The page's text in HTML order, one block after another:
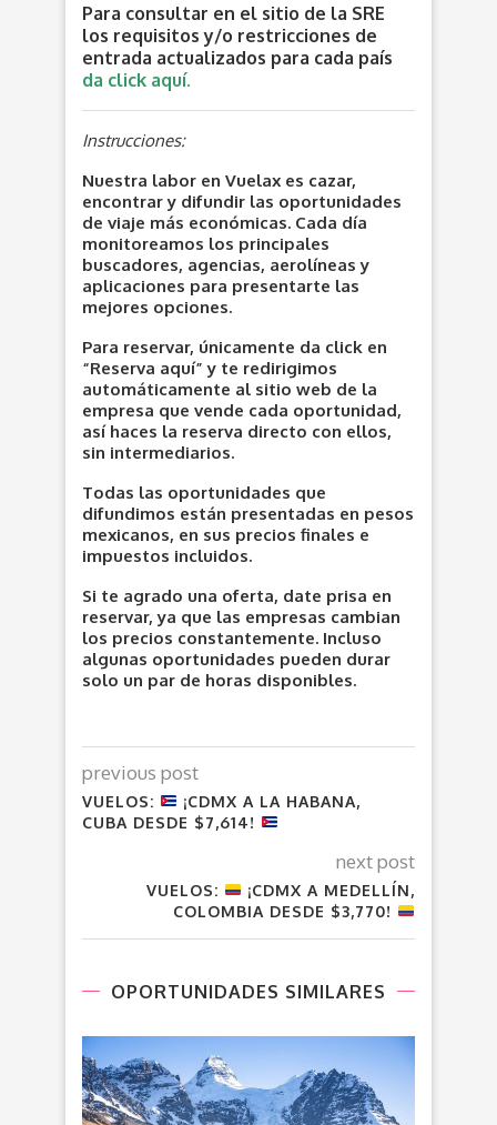
Para consultar en el sitio de la SRE
los requisitos y/o restricciones de
entrada actualizados para cada país
da click aquí.
Instrucciones:
Nuestra labor en Vuelax es cazar,
encontrar y difundir las oportunidades
de viaje más económicas. Cada día
monitoreamos los principales
buscadores, agencias, aerolíneas y
aplicaciones para presentarte las
mejores opciones.
Para reservar, únicamente da click en
“Reserva aquí” y te redirigimos
automáticamente al sitio web de la
empresa que vende cada oportunidad,
así haces la reserva directo con ellos,
sin intermediarios.
Todas las oportunidades que
difundimos están presentadas en pesos
mexicanos, en sus precios finales e
impuestos incluidos.
Si te agrado una oferta, date prisa en
reservar, ya que las empresas cambian
los precios constantemente. Incluso
algunas oportunidades pueden durar
solo un par de horas disponibles.
previous post
VUELOS:
¡CDMX A LA HABANA,
CUBA DESDE $7,614!
next post
VUELOS:
¡CDMX A MEDELLÍN,
COLOMBIA DESDE $3,770!
OPORTUNIDADES SIMILARES